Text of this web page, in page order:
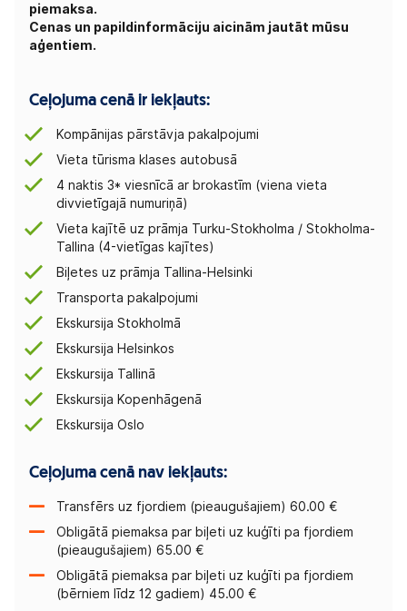
piemaksa.
Cenas un papildinformāciju aicinām jautāt mūsu
aģentiem.
Ceļojuma cenā ir iekļauts:
Kompānijas pārstāvja pakalpojumi
Vieta tūrisma klases autobusā
4 naktis 3* viesnīcā ar brokastīm (viena vieta
divvietīgajā numuriņā)
Vieta kajītē uz prāmja Turku-Stokholma / Stokholma-
Tallina (4-vietīgas kajītes)
Biļetes uz prāmja Tallina-Helsinki
Transporta pakalpojumi
Ekskursija Stokholmā
Ekskursija Helsinkos
Ekskursija Tallinā
Ekskursija Kopenhāgenā
Ekskursija Oslo
Ceļojuma cenā nav iekļauts:
Transfērs uz fjordiem (pieaugušajiem) 60.00 €
Obligātā piemaksa par biļeti uz kuģīti pa fjordiem
(pieaugušajiem) 65.00 €
Obligātā piemaksa par biļeti uz kuģīti pa fjordiem
(bērniem līdz 12 gadiem) 45.00 €